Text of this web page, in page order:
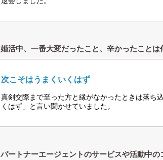
婚活中、一番大変だったこと、辛かったこと
次こそはうまくいくはず
真剣交際まで至った方と縁がなかったときは落ち
くはず」と言い聞かせていました。
パートナーエージェントのサービスや活動中